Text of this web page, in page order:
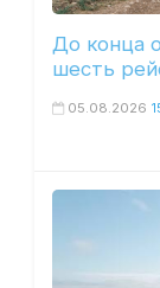
До конца
шесть
05.08.2026